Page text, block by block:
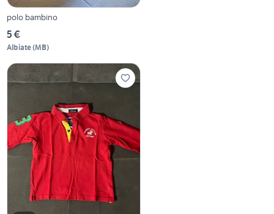
polo bambino
5 €
Albiate(MB)